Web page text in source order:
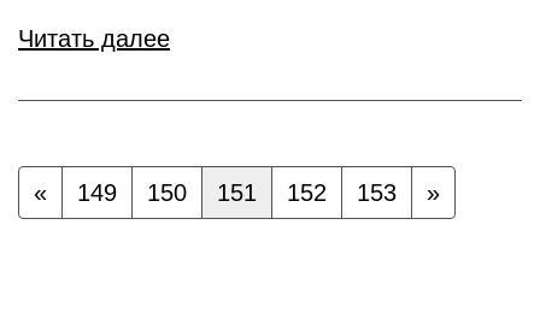
Читать далее
« 149 150 151 152 153 »